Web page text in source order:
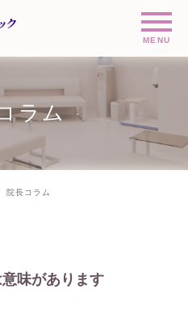
ラム
院長コラム
味があります